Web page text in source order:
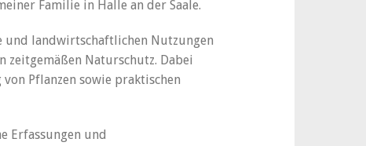
Familie in Halle an der Saale.
landwirtschaftlichen Nutzungen
zeitgemäßen Naturschutz. Dabei
Pflanzen sowie praktischen
Erfassungen und